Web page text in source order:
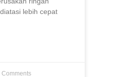
lebih cepat
Comments